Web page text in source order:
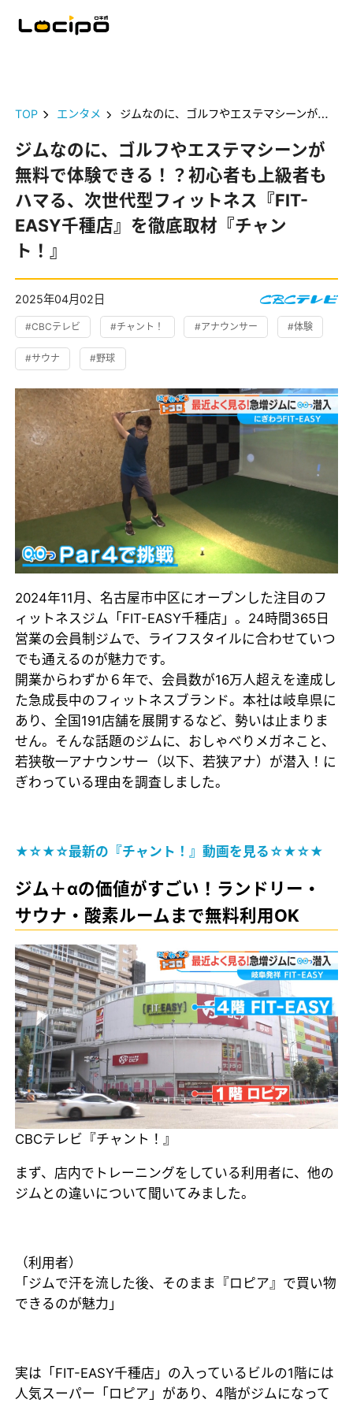
TOP エンタメ ジムなのに、ゴルフやエステマシーンが無料で体験できる！？初心者も上級者もハマる、次世代型フィットネス『FIT-EASY千種店』を徹底取材『チャント！』
ジムなのに、ゴルフやエステマシーンが
無料で体験できる！？初心者も上級者も
ハマる、次世代型フィットネス『FIT-
EASY千種店』を徹底取材『チャン
ト！』
2025年04月02日
#CBCテレビ #チャント！ #アナウンサー #体験
#サウナ #野球
2024年11月、名古屋市中区にオープンした注目のフ
ィットネスジム「FIT-EASY千種店」。24時間365日
営業の会員制ジムで、ライフスタイルに合わせていつ
でも通えるのが魅力です。
開業からわずか６年で、会員数が16万人超えを達成し
た急成長中のフィットネスブランド。本社は岐阜県に
あり、全国191店舗を展開するなど、勢いは止まりま
せん。そんな話題のジムに、おしゃべりメガネこと、
若狭敬一アナウンサー（以下、若狭アナ）が潜入！に
ぎわっている理由を調査しました。
★☆★☆最新の『チャント！』動画を見る☆★☆★
ジム＋αの価値がすごい！ランドリー・
サウナ・酸素ルームまで無料利用OK
CBCテレビ『チャント！』
まず、店内でトレーニングをしている利用者に、他の
ジムとの違いについて聞いてみました。
（利用者）
「ジムで汗を流した後、そのまま『ロピア』で買い物
できるのが魅力」
実は「FIT-EASY千種店」の入っているビルの1階には
人気スーパー「ロピア」があり、4階がジムになって